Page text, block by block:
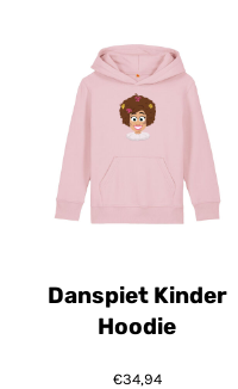
Danspiet Kinder
Hoodie
€34,94